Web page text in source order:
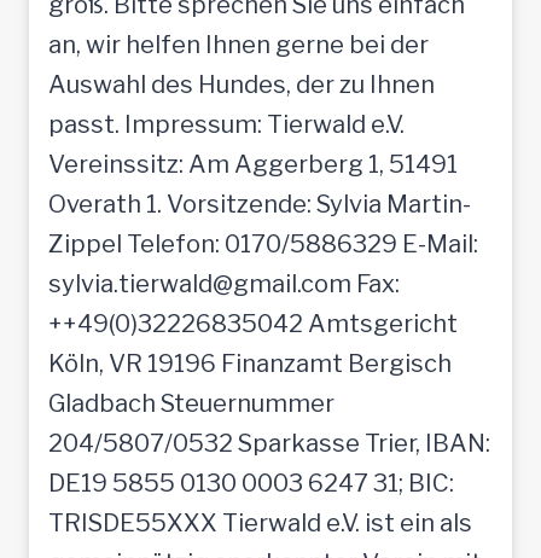
an, wir helfen Ihnen gerne bei der
Auswahl des Hundes, der zu Ihnen
passt. Impressum: Tierwald e.V.
Vereinssitz: Am Aggerberg 1, 51491
Overath 1. Vorsitzende: Sylvia Martin-
Zippel Telefon: 0170/5886329 E-Mail:
sylvia.tierwald@gmail.com Fax:
++49(0)32226835042 Amtsgericht
Köln, VR 19196 Finanzamt Bergisch
Gladbach Steuernummer
204/5807/0532 Sparkasse Trier, IBAN:
DE19 5855 0130 0003 6247 31; BIC:
TRISDE55XXX Tierwald e.V. ist ein als